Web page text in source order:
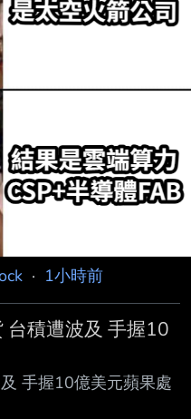
· 1小時前
台積遭波及 手握10
手握10億美元蘋果處